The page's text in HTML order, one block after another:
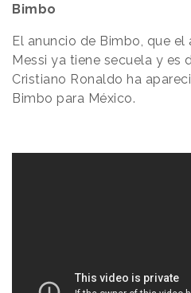
Bimbo
El anuncio de Bimbo, que
Messi ya tiene secuela y es
Cristiano Ronaldo ha
Bimbo para México.